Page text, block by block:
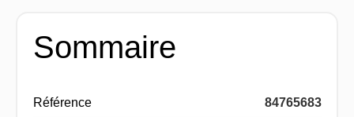
Sommaire
Référence 84765683